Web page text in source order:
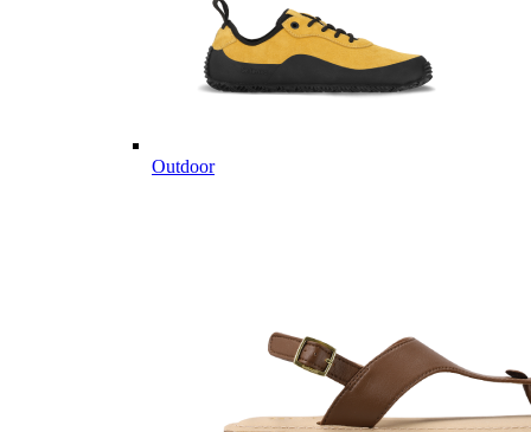
Outdoor